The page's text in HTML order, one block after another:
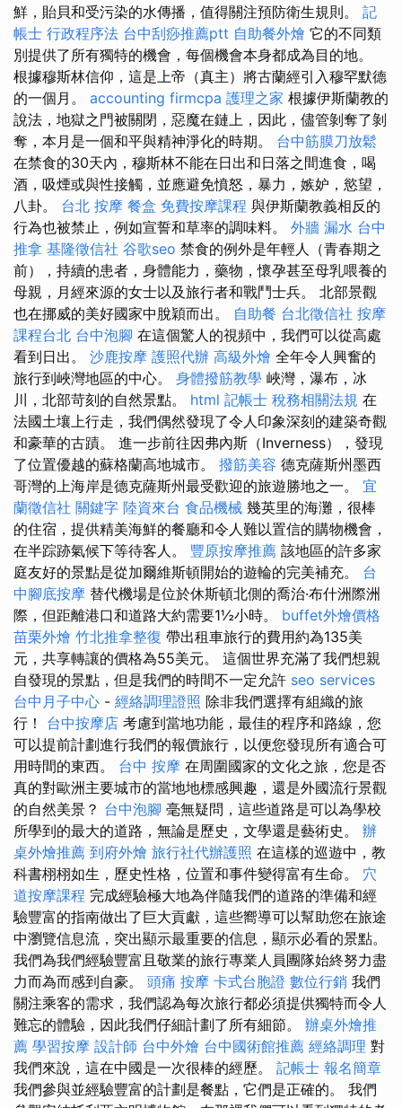
鮮，貽貝和受污染的水傳播，值得關注預防衛生規則。 記
帳士 行政程序法 台中刮痧推薦ptt 自助餐外燴 它的不同類
別提供了所有獨特的機會，每個機會本身都成為目的地。
根據穆斯林信仰，這是上帝（真主）將古蘭經引入穆罕默德
的一個月。 accounting firmcpa 護理之家 根據伊斯蘭教的
說法，地獄之門被關閉，惡魔在鏈上，因此，儘管剝奪了剝
奪，本月是一個和平與精神淨化的時期。 台中筋膜刀放鬆
在禁食的30天內，穆斯林不能在日出和日落之間進食，喝
酒，吸煙或與性接觸，並應避免憤怒，暴力，嫉妒，慾望，
八卦。 台北 按摩 餐盒 免費按摩課程 與伊斯蘭教義相反的
行為也被禁止，例如宣誓和草率的調味料。 外牆 漏水 台中
推拿 基隆徵信社 谷歌seo 禁食的例外是年輕人（青春期之
前），持續的患者，身體能力，藥物，懷孕甚至母乳喂養的
母親，月經來源的女士以及旅行者和戰鬥士兵。 北部景觀
也在挪威的美好國家中脫穎而出。 自助餐 台北徵信社 按摩
課程台北 台中泡腳 在這個驚人的視頻中，我們可以從高處
看到日出。 沙鹿按摩 護照代辦 高級外燴 全年令人興奮的
旅行到峽灣地區的中心。 身體撥筋教學 峽灣，瀑布，冰
川，北部苛刻的自然景點。 html 記帳士 稅務相關法規 在
法國土壤上行走，我們偶然發現了令人印象深刻的建築奇觀
和豪華的古蹟。 進一步前往因弗內斯（Inverness），發現
了位置優越的蘇格蘭高地城市。 撥筋美容 德克薩斯州墨西
哥灣的上海岸是德克薩斯州最受歡迎的旅遊勝地之一。 宜
蘭徵信社 關鍵字 陸資來台 食品機械 幾英里的海灘，很棒
的住宿，提供精美海鮮的餐廳和令人難以置信的購物機會，
在半踪跡氣候下等待客人。 豐原按摩推薦 該地區的許多家
庭友好的景點是從加爾維斯頓開始的遊輪的完美補充。 台
中腳底按摩 替代機場是位於休斯頓北側的喬治·布什洲際洲
際，但距離港口和道路大約需要1½小時。 buffet外燴價格
苗栗外燴 竹北推拿整復 帶出租車旅行的費用約為135美
元，共享轉讓的價格為55美元。 這個世界充滿了我們想親
自發現的景點，但是我們的時間不一定允許 seo services
台中月子中心 - 經絡調理證照 除非我們選擇有組織的旅
行！ 台中按摩店 考慮到當地功能，最佳的程序和路線，您
可以提前計劃進行我們的報價旅行，以便您發現所有適合可
用時間的東西。 台中 按摩 在周圍國家的文化之旅，您是否
真的對歐洲主要城市的當地地標感興趣，還是外國流行景觀
的自然美景？ 台中泡腳 毫無疑問，這些道路是可以為學校
所學到的最大的道路，無論是歷史，文學還是藝術史。 辦
桌外燴推薦 到府外燴 旅行社代辦護照 在這樣的巡遊中，教
科書栩栩如生，歷史性格，位置和事件變得富有生命。 穴
道按摩課程 完成經驗極大地為伴隨我們的道路的準備和經
驗豐富的指南做出了巨大貢獻，這些嚮導可以幫助您在旅途
中瀏覽信息流，突出顯示最重要的信息，顯示必看的景點。
我們為我們經驗豐富且敬業的旅行專業人員團隊始終努力盡
力而為而感到自豪。 頭痛 按摩 卡式台胞證 數位行銷 我們
關注乘客的需求，我們認為每次旅行都必須提供獨特而令人
難忘的體驗，因此我們仔細計劃了所有細節。 辦桌外燴推
薦 學習按摩 設計師 台中外燴 台中國術館推薦 經絡調理 對
我們來說，這在中國是一次很棒的經歷。 記帳士 報名簡章
我們參與並經驗豐富的計劃是餐點，它們是正確的。 我們